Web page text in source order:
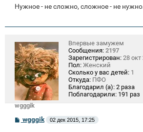
Нужное - не сложно, сложное - не
wgggik
Впервые замужем
Сообщения: 2197
Зарегистрирован: 28 окт
Пол: Женский
Сколько у вас детей: 1
Откуда: ПФО
Благодарил (а): 2 раза
Поблагодарили: 191 раз
Сwgggik 02 дек 2015, 17:25